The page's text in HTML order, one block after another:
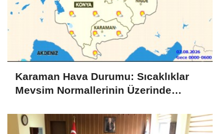
Karaman Hava Durumu: Sıcaklıklar
Mevsim Normallerinin Üzerinde